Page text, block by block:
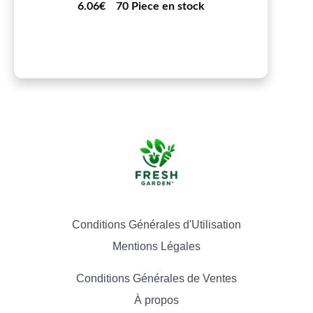
6.06€ 70 Piece en stock
Conditions Générales d'Utilisation
Mentions Légales
Conditions Générales de Ventes
À propos